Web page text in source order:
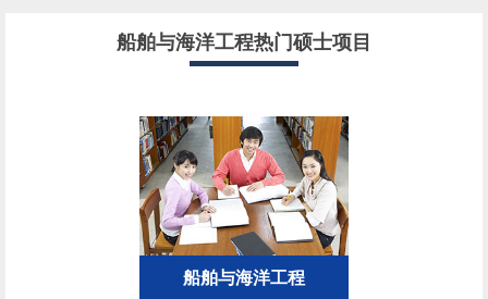
船舶与海洋工程热门硕士项目
船舶与海洋工程